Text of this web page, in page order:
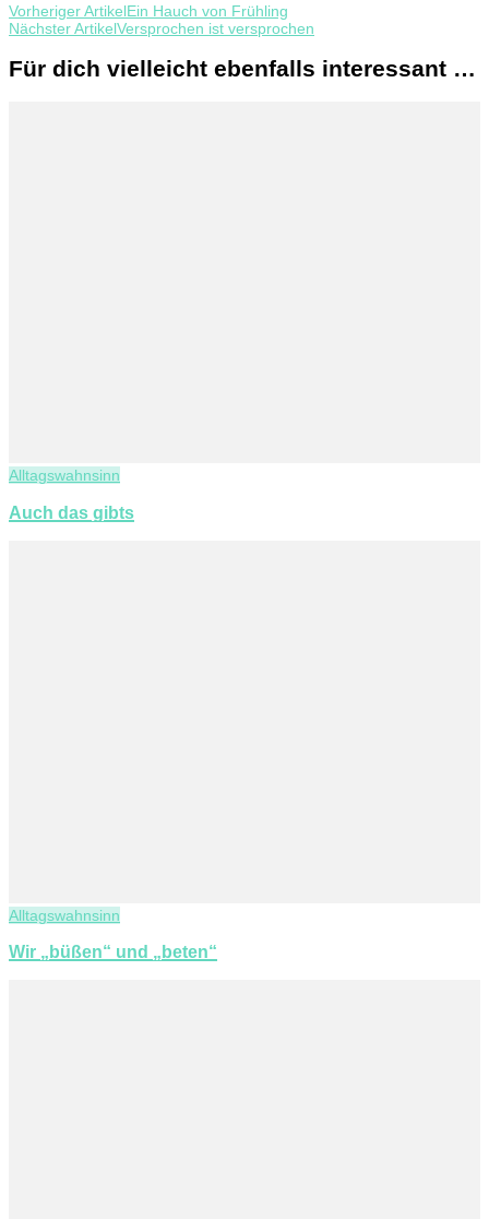
Vorheriger ArtikelEin Hauch von Frühling
Nächster ArtikelVersprochen ist versprochen
Für dich vielleicht ebenfalls interessant …
Alltagswahnsinn
Auch das gibts
Alltagswahnsinn
Wir „büßen“ und „beten“